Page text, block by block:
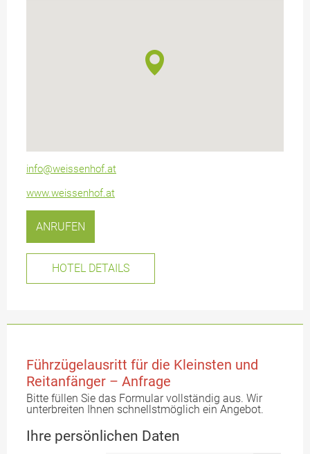
info@weissenhof.at
www.weissenhof.at
ANRUFEN
HOTEL DETAILS
Führzügelausritt für die Kleinsten und
Reitanfänger – Anfrage
Bitte füllen Sie das Formular vollständig aus. Wir
unterbreiten Ihnen schnellstmöglich ein Angebot.
Ihre persönlichen Daten